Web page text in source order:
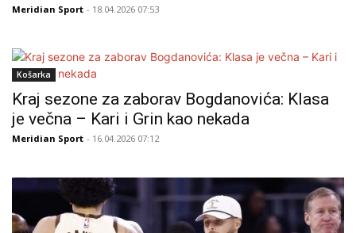
Meridian Sport - 18.04.2026 07:53
Košarka
Kraj sezone za zaborav Bogdanovića: Klasa
je večna – Kari i Grin kao nekada
Meridian Sport - 16.04.2026 07:12